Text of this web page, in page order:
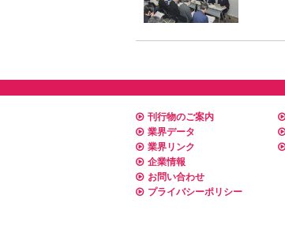
刊行物のご案内
業界データ
業界リンク
企業情報
お問い合わせ
プライバシーポリシー